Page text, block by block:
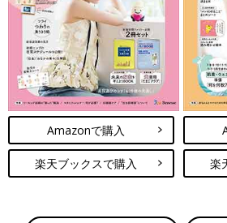
2016年生まれの兄と2018年生まれの弟。
中。
著作は『ひみつのローソンスイーツ開
ョーザ』『ご当地グルメコミックエッ
調女子ハトコの生姜まみれ生活30日間
ん。』（すべてKADOKAWA／メディア
●インスタグラム（＠hatocotoco）
●ブログ「ハトコの小部屋」
●Twitter@hatoco_o
食洗機〜[ハトコのド
Amazonで購入
楽天ブックスで購入 楽